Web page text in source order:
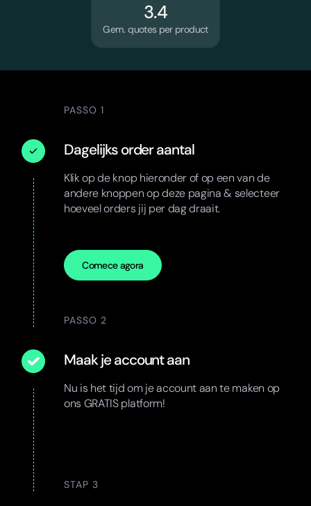
3.4
Gem. quotes per product
PASSO 1
Dagelijks order aantal
Klik op de knop hieronder of op een van de
andere knoppen op deze pagina & selecteer
hoeveel orders jij per dag draait.
Comece agora
PASSO 2
Maak je account aan
Nu is het tijd om je account aan te maken op
ons GRATIS platform!
STAP 3